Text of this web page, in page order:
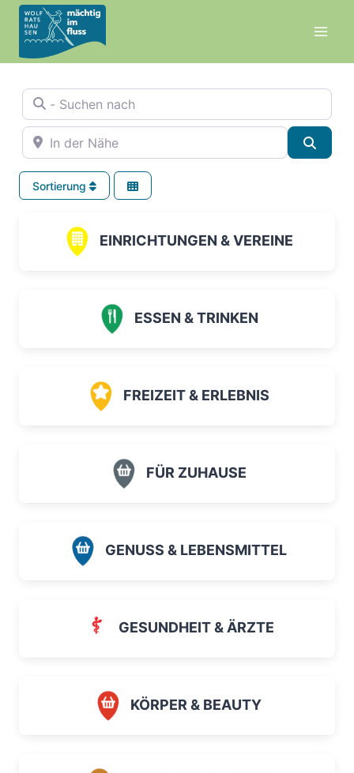
Zum
Inhalt
springen
- Suchen nach
In der Nähe
Sortierung
EINRICHTUNGEN & VEREINE
ESSEN & TRINKEN
FREIZEIT & ERLEBNIS
FÜR ZUHAUSE
GENUSS & LEBENSMITTEL
GESUNDHEIT & ÄRZTE
KÖRPER & BEAUTY